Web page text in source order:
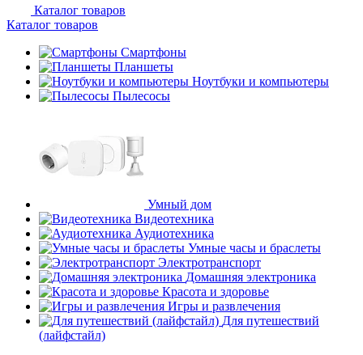
Каталог товаров
Каталог товаров
Смартфоны
Планшеты
Ноутбуки и компьютеры
Пылесосы
Умный дом
Видеотехника
Аудиотехника
Умные часы и браслеты
Электротранспорт
Домашняя электроника
Красота и здоровье
Игры и развлечения
Для путешествий
(лайфстайл)